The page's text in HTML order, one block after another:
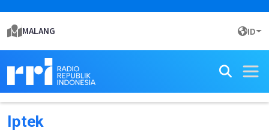
MALANG ID
Iptek